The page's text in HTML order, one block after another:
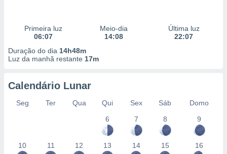
Primeira luz
06:07
Meio-dia
14:08
Última luz
22:07
Duração do dia 14h48m
Luz da manhã restante 17m
Calendário Lunar
Seg Ter Qua Qui Sex Sáb
Domo
6
7 8 9
10 11 12 13 14 15 16